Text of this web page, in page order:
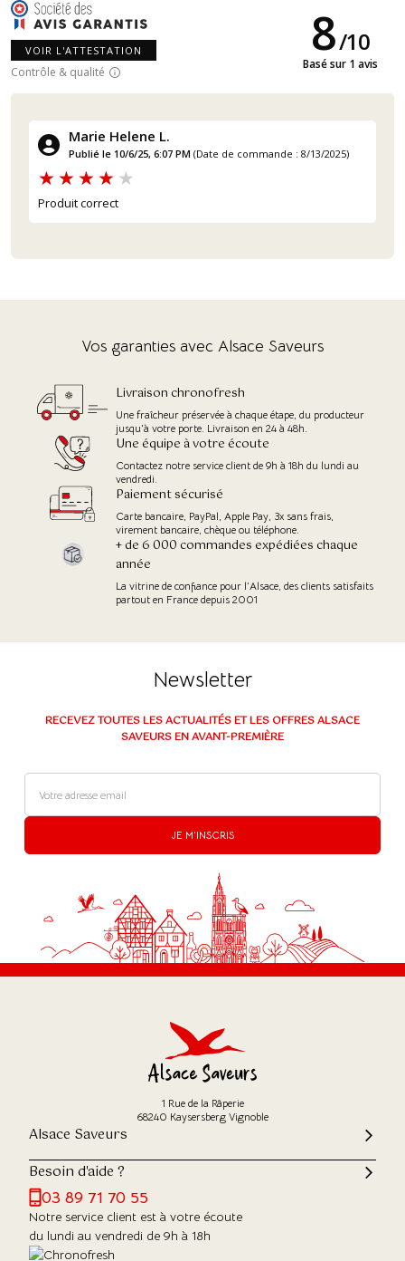
(97 avis)
VOIR L'ATTESTATION
Contrôle & qualité
8/10
Basé sur 1 avis
Marie Helene L.
Publié le 10/6/25, 6:07 PM (Date de commande : 8/13/2025)
Produit correct
Vos garanties avec Alsace Saveurs
Livraison chronofresh
Une fraîcheur préservée à chaque étape, du producteur
jusqu'à votre porte. Livraison en 24 à 48h.
Une équipe à votre écoute
Contactez notre service client de 9h à 18h du lundi au
vendredi.
Paiement sécurisé
Carte bancaire, PayPal, Apple Pay, 3x sans frais,
virement bancaire, chèque ou téléphone.
+ de 6 000 commandes expédiées chaque
année
La vitrine de confiance pour l’Alsace, des clients satisfaits
partout en France depuis 2001
Newsletter
RECEVEZ TOUTES LES ACTUALITÉS ET LES OFFRES ALSACE
SAVEURS EN AVANT-PREMIÈRE
JE M'INSCRIS
1 Rue de la Râperie
68240 Kaysersberg Vignoble
Alsace Saveurs
Besoin d'aide ?
03 89 71 70 55
Notre service client est à votre écoute
du lundi au vendredi de 9h à 18h